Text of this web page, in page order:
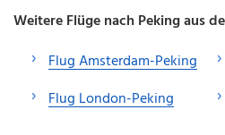
Weitere Flüge nach Peking aus
Flug Amsterdam-Peking
Flug London-Peking